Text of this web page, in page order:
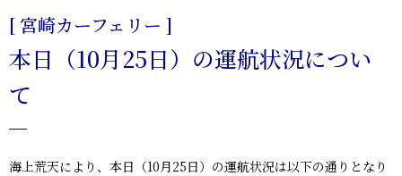
[ 宮崎カーフェリー ]
本日（10月25日）の運航状況につい
て
海上荒天により、本日（10月25日）の運航状況は以下の通りとなり